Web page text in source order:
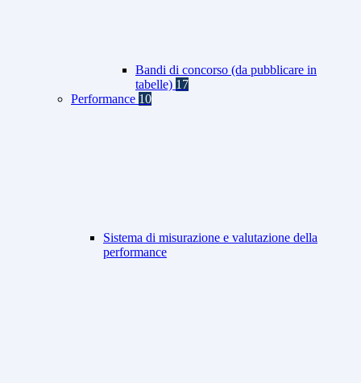
Bandi di concorso (da pubblicare in
tabelle) 17
Performance 10
Sistema di misurazione e valutazione della
performance